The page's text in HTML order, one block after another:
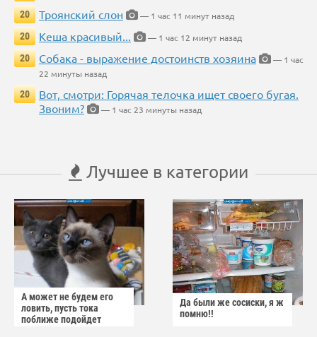
20
Троянский слон
— 1 час 11 минут назад
20
Кеша красивый...
— 1 час 12 минут назад
20
Собака - выражение достоинств хозяина
— 1 час
22 минуты назад
20
Вот, смотри: Горячая телочка ищет своего бугая.
Звоним?
— 1 час 23 минуты назад
Лучшее в категории
А может не будем его
ловить, пусть тока
поближе подойдет
Да были же сосиски, я ж
помню!!